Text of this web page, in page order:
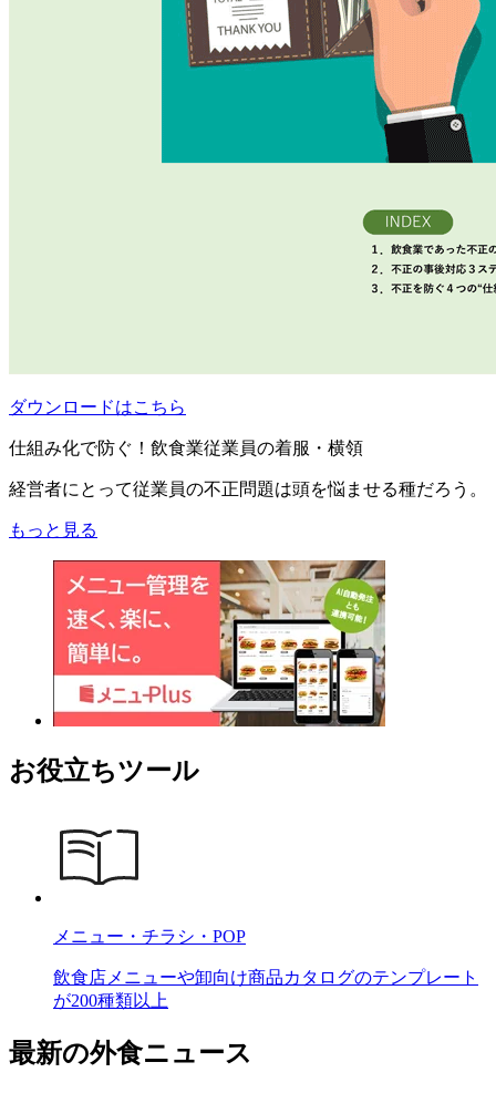
ダウンロードはこちら
仕組み化で防ぐ！飲食業従業員の着服・横領
経営者にとって従業員の不正問題は頭を悩ませる種だろう。
もっと見る
お役立ちツール
メニュー・チラシ・POP
飲食店メニューや卸向け商品カタログのテンプレート
が200種類以上
最新の外食ニュース